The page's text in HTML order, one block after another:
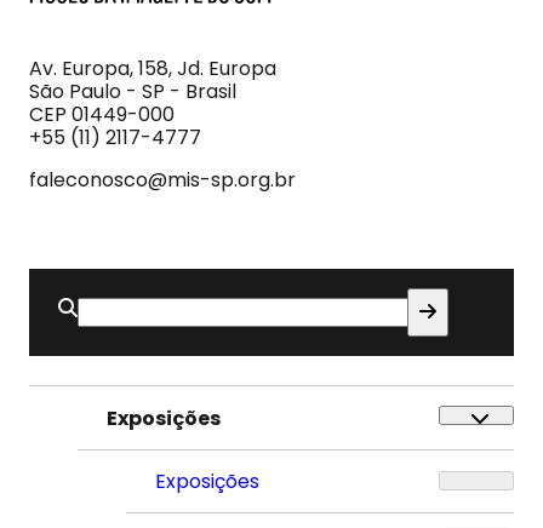
Imagem
e
do
Som
Av. Europa, 158, Jd. Europa
São Paulo - SP - Brasil
CEP 01449-000
+55 (11) 2117-4777
faleconosco@mis-sp.org.br
Buscar
por:
Exposições
Exposições